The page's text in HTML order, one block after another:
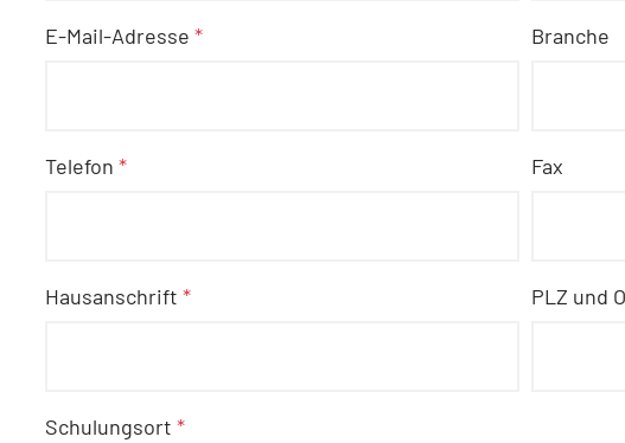
E-Mail-Adresse* Branche
Telefon* Fax
Hausanschrift* PLZ und
Schulungsort*